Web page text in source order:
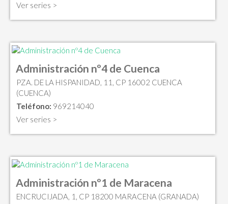
Ver series >
Administración nº4 de Cuenca
PZA. DE LA HISPANIDAD, 11, CP 16002 CUENCA
(CUENCA)
Teléfono: 969214040
Ver series >
Administración nº1 de Maracena
ENCRUCIJADA, 1, CP 18200 MARACENA (GRANADA)